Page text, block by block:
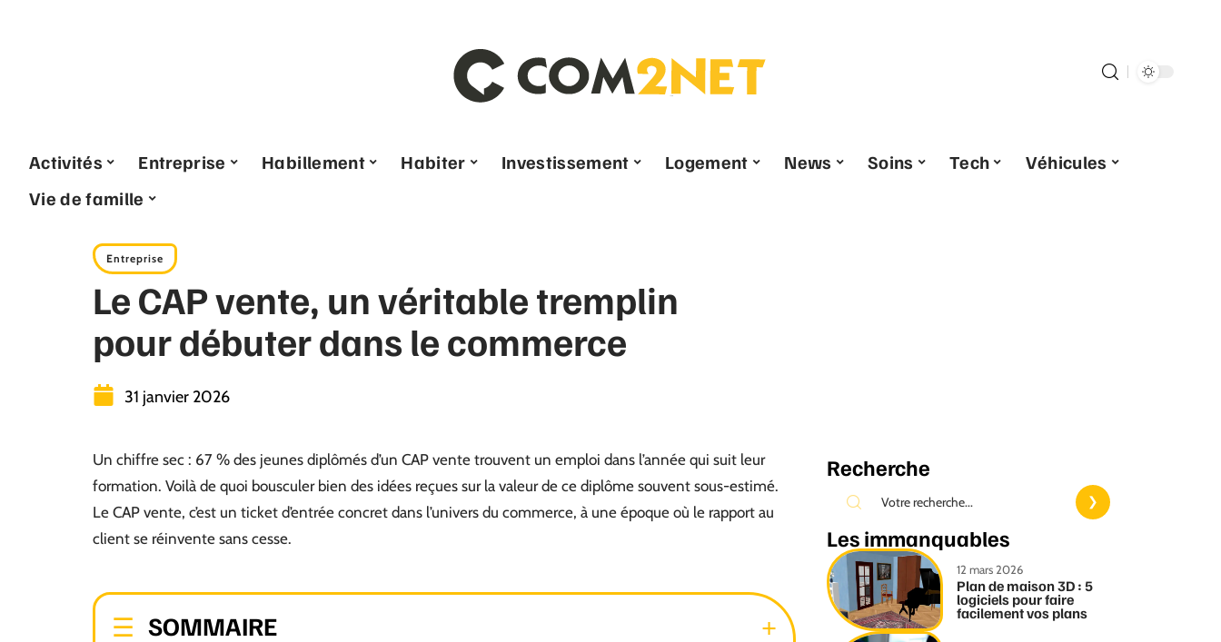
Activités Entreprise Habillement Habiter Investissement Logement News Soins Tech
Véhicules
Vie de famille
Entreprise
Le CAP vente, un véritable tremplin
pour débuter dans le commerce
31 janvier 2026
Un chiffre sec : 67 % des jeunes diplômés d’un CAP vente trouvent un emploi dans l’année qui suit leur
formation. Voilà de quoi bousculer bien des idées reçues sur la valeur de ce diplôme souvent sous-estimé.
Le CAP vente, c’est un ticket d’entrée concret dans l’univers du commerce, à une époque où le rapport au
client se réinvente sans cesse.
SOMMAIRE
Recherche
Les immanquables
12 mars 2026
Plan de maison 3D : 5
logiciels pour faire
facilement vos plans